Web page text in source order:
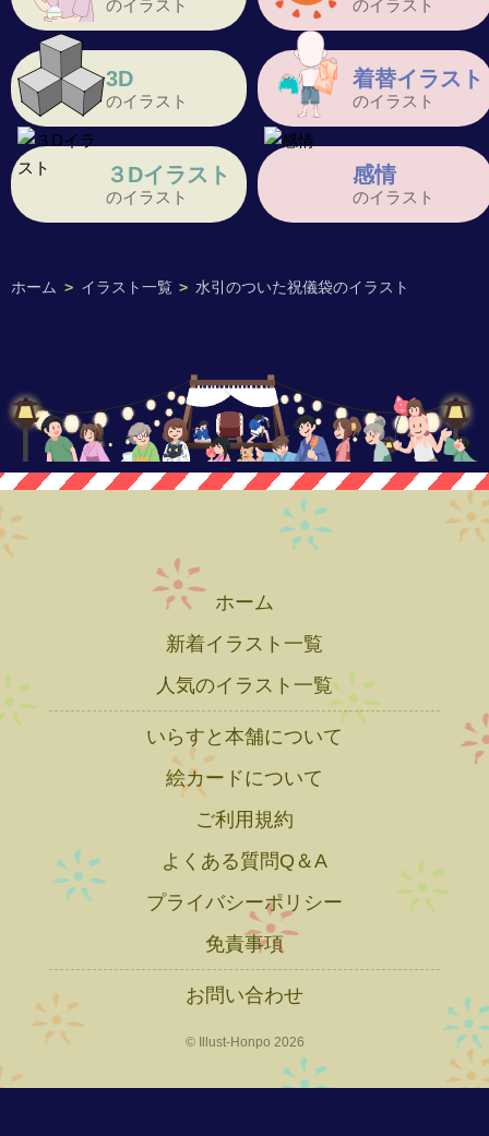
ホーム > イラスト一覧 > 水引のついた祝儀袋のイラスト
のイラスト のイラスト
3D
のイラスト
着替イラスト
のイラスト
３Dイラスト
のイラスト
感情
のイラスト
ホーム
新着イラスト一覧
人気のイラスト一覧
いらすと本舗について
絵カードについて
ご利用規約
よくある質問Q＆A
プライバシーポリシー
免責事項
お問い合わせ
© Illust-Honpo 2026